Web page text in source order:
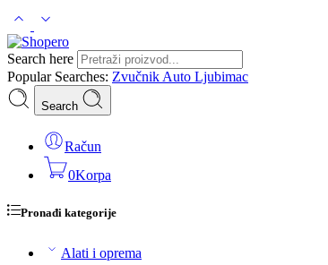
Search here
Popular Searches: Zvučnik Auto Ljubimac
Search
Račun
0Korpa
Pronađi kategorije
Alati i oprema